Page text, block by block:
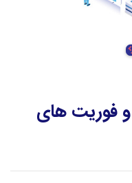
فوريت های